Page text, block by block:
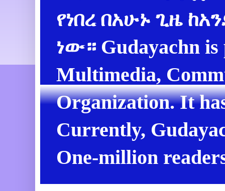
የነበረ በአሁኑ ጊዜ
ነው። Gudayachn is
Multimedia,
Organization. It
Currently,
One-million